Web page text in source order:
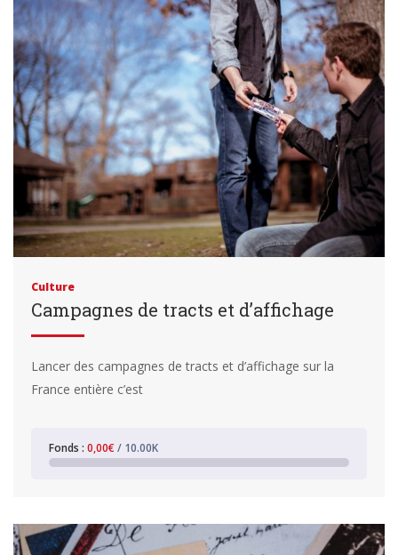
Culture
Campagnes de tracts et d’affichage
Lancer des campagnes de tracts et d’affichage sur la
France entière c’est
Fonds : 0,00€ / 10.00K